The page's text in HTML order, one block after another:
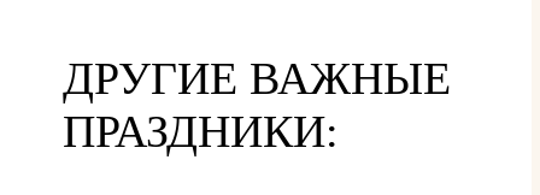
ДРУГИЕ ВАЖНЫЕ
ПРАЗДНИКИ: